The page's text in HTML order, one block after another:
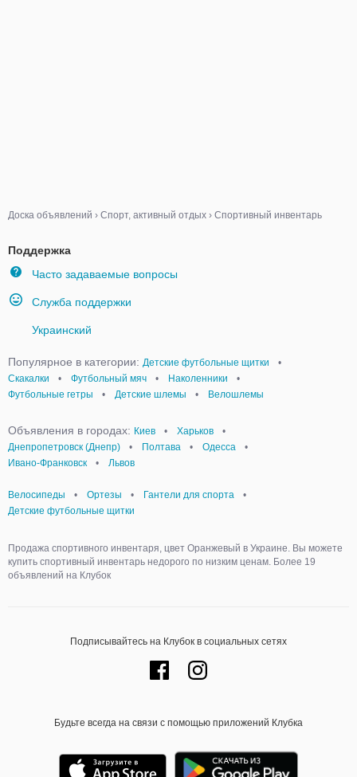
Доска объявлений › Спорт, активный отдых › Спортивный инвентарь
Поддержка
Часто задаваемые вопросы
Служба поддержки
Украинский
Популярное в категории: Детские футбольные щитки
•
Скакалки
• Футбольный мяч • Наколенники
•
Футбольные гетры
• Детские шлемы • Велошлемы
Объявления в городах: Киев • Харьков
•
Днепропетровск (Днепр)
• Полтава • Одесса
•
Ивано-Франковск
• Львов
Велосипеды • Ортезы • Гантели для спорта
•
Детские футбольные щитки
Продажа спортивного инвентаря, цвет Оранжевый в Украине. Вы можете
купить спортивный инвентарь недорого по низким ценам. Более 19
объявлений на Клубок
Подписывайтесь на Клубок в социальных сетях
Будьте всегда на связи с помощью приложений Клубка